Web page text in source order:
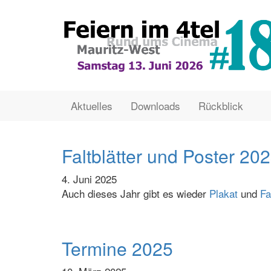
Main
Aktuelles Downloads Rückblick
User
Faltblätter und Poster
4. Juni 2025
Auch dieses Jahr gibt es wieder Plakat und
Termine 2025